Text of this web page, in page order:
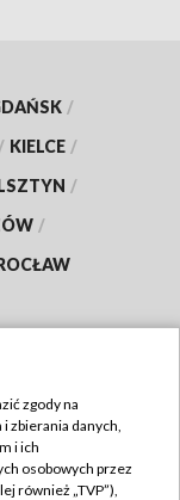
/
/ KIELCE /
/
/
zgody na
zbierania danych,
i ich
osobowych przez
również „TVP”),